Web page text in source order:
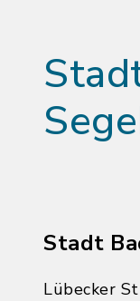
Stadt
Lübecker